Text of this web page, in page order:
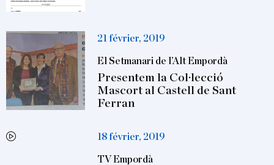
21 février, 2019
El Setmanari de l’Alt Empordà
Presentem la Col·lecció
Mascort al Castell de Sant
Ferran
18 février, 2019
TV Empordà